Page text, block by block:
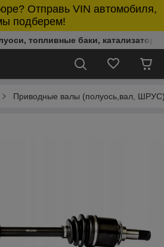
Отправь VIN автомобиля,
подберем!
топливные баки,
Приводные валы (полуось,вал,